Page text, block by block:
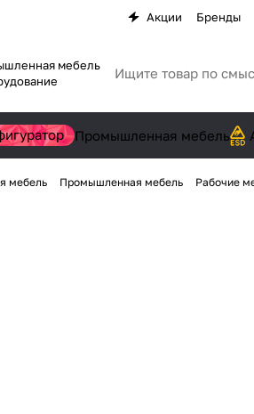
Акции Бренды
мебель
Промышленная мебель
мебель Промышленная мебель Рабочие